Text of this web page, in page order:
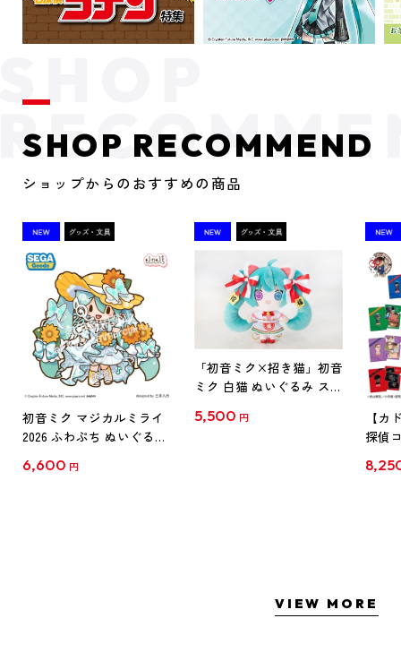
SHOP RECOMMEND
ショップからのおすすめの商品
初音ミク マジカルミライ
2026 ふわぷち ぬいぐるみ
6,600 円
「初音ミク×招き猫」初音
ミク 白猫 ぬいぐるみ スタ
5,500 円
【カ
探偵
クリ
VIEW MORE